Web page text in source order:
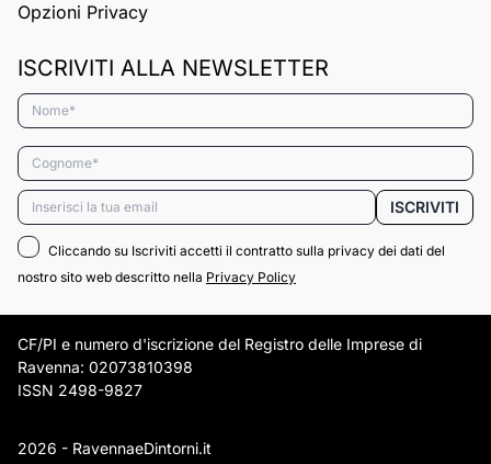
Opzioni Privacy
ISCRIVITI ALLA NEWSLETTER
Nome*
Cognome*
Email* ISCRIVITI
Cliccando su Iscriviti accetti il contratto sulla privacy dei dati del
nostro sito web descritto nella Privacy Policy
CF/PI e numero d'iscrizione del Registro delle Imprese di
Ravenna: 02073810398
ISSN 2498-9827
2026 - RavennaeDintorni.it